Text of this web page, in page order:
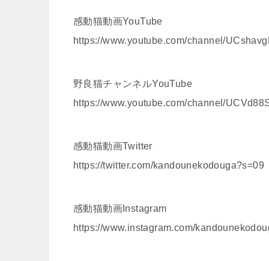
感動猫動画YouTube
https://www.youtube.com/channel/
野良猫チャンネルYouTube
https://www.youtube.com/channel/
感動猫動画Twitter
https://twitter.com/kandounekodouga?s=09
感動猫動画Instagram
https://www.instagram.com/